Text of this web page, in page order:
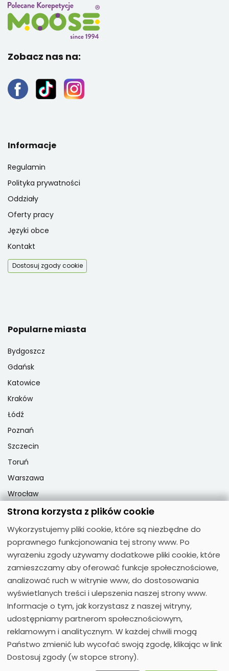
Zobacz nas na:
Informacje
Regulamin
Polityka prywatności
Oddziały
Oferty pracy
Języki obce
Kontakt
Dostosuj zgody cookie
Popularne miasta
Bydgoszcz
Gdańsk
Katowice
Kraków
Łódź
Poznań
Szczecin
Toruń
Warszawa
Wrocław
Popularne przedmioty
Matematyka
Fizyka
Chemia
Język polski
Biologia
Strona korzysta z plików cookie
Wykorzystujemy pliki cookie, które są niezbędne do
poprawnego funkcjonowania tej strony www. Po
wyrażeniu zgody używamy dodatkowe pliki cookie, które
zamieszczamy aby oferować funkcje społecznościowe,
analizować ruch w witrynie www, do dostosowania
wyświetlanych treści i ulepszenia naszej strony www.
Informacje o tym, jak korzystasz z naszej witryny,
udostępniamy partnerom społecznościowym,
reklamowym i analitycznym. W każdej chwili mogą
Państwo zmienić lub wycofać swoją zgodę, klikając w link
Dostosuj zgody (w stopce strony).